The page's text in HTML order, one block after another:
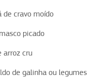
de cravo moído
picado
arroz cru
de galinha ou legumes